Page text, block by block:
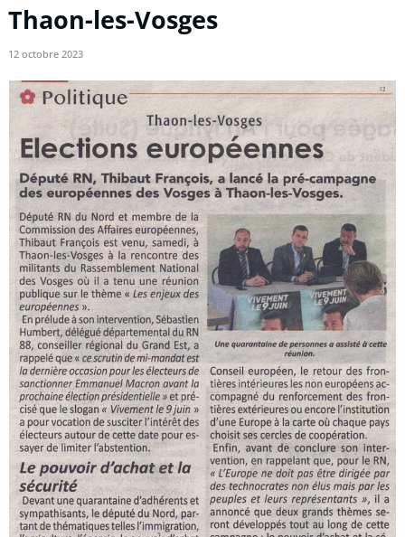
Thaon-les-Vosges
12 octobre 2023